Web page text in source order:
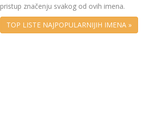
pristup značenju svakog od ovih imena.
TOP LISTE NAJPOPULARNIJIH IMENA »